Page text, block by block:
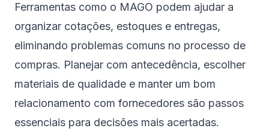
Ferramentas como o MAGO podem ajudar a
organizar cotações, estoques e entregas,
eliminando problemas comuns no processo de
compras. Planejar com antecedência, escolher
materiais de qualidade e manter um bom
relacionamento com fornecedores são passos
essenciais para decisões mais acertadas.